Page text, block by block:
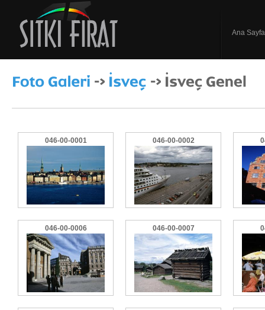
Ana Sayfa
046-00-0001 046-00-0002
046-00-0006 046-00-0007